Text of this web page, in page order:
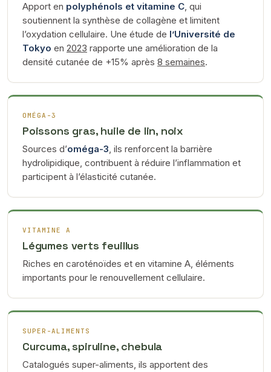
Apport en polyphénols et vitamine C, qui
soutiennent la synthèse de collagène et limitent
l’oxydation cellulaire. Une étude de l’Université de
Tokyo en 2023 rapporte une amélioration de la
densité cutanée de +15% après 8 semaines.
OMÉGA-3
Poissons gras, huile de lin, noix
Sources d’oméga-3, ils renforcent la barrière
hydrolipidique, contribuent à réduire l’inflammation et
participent à l’élasticité cutanée.
VITAMINE A
Légumes verts feuillus
Riches en caroténoïdes et en vitamine A, éléments
importants pour le renouvellement cellulaire.
SUPER-ALIMENTS
Curcuma, spiruline, chebula
Catalogués super-aliments, ils apportent des